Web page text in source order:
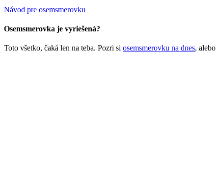
Návod pre osemsmerovku
Osemsmerovka je vyriešená?
Toto všetko, čaká len na teba. Pozri si osemsmerovku na dnes, alebo